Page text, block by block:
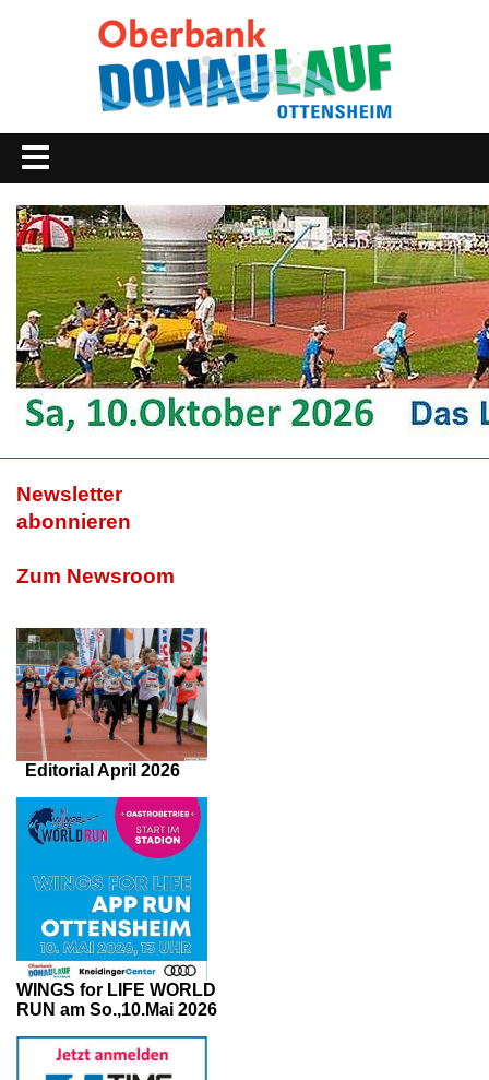
Newsletter
abonnieren
Zum Newsroom
Editorial April 2026
WINGS for LIFE WORLD
RUN am So.,10.Mai 2026